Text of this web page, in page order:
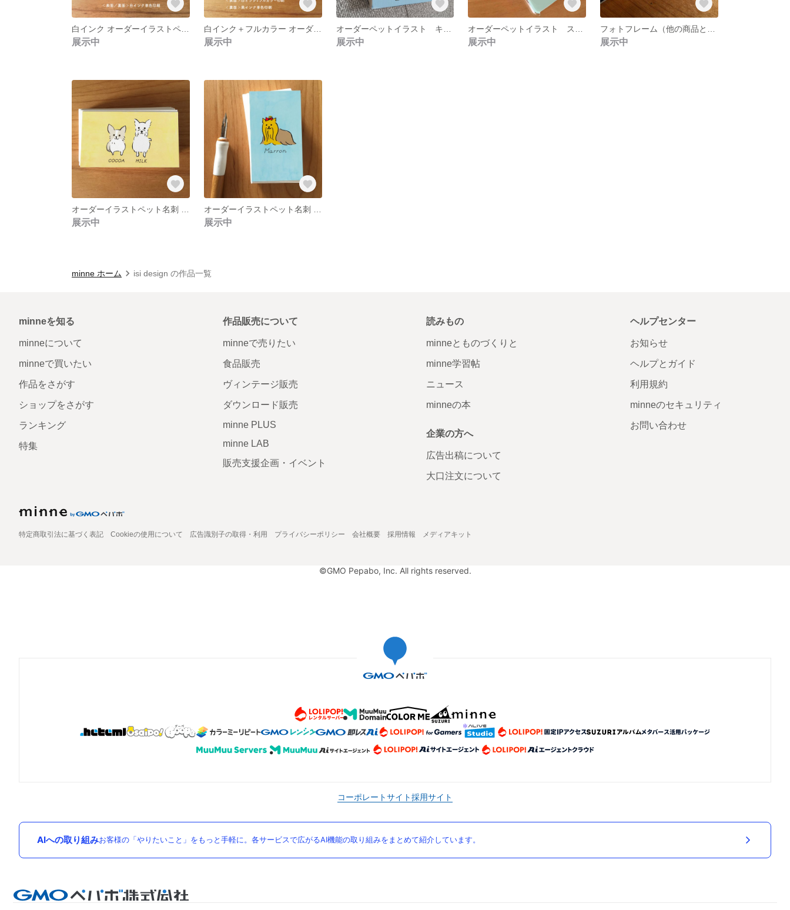
展示中
白インク＋フルカラー オーダーイラストペット名刺 100枚
展示中 展示中 展示中 展示中
展示中 展示中
minne ホーム isi design の作品一覧
minneを知る
minneについて
minneで買いたい
作品をさがす
ショップをさがす
ランキング
特集
作品販売について
minneで売りたい
食品販売
ヴィンテージ販売
ダウンロード販売
minne PLUS
minne LAB
販売支援企画・イベント
読みもの
minneとものづくりと
minne学習帖
ニュース
minneの本
企業の方へ
広告出稿について
大口注文について
ヘルプセンター
お知らせ
ヘルプとガイド
利用規約
minneのセキュリティ
お問い合わせ
特定商取引法に基づく表記 Cookieの使用について 広告識別子の取得・利用 プライバシーポリシー 会社概要 採用情報 メディアキット
©GMO Pepabo, Inc. All rights reserved.
コーポレートサイト採用サイト
AIへの取り組みお客様の「やりたいこと」をもっと手軽に。各サービスで広がるAI機能の取り組みをまとめて紹介しています。